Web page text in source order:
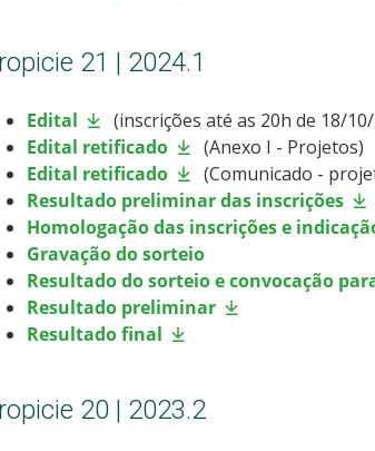
21 | 2024.1
Edital
(inscrições até as 20h de 18/
Edital retificado
(Anexo I - Projetos)
Edital retificado
(Comunicado -
Resultado preliminar das inscrições
Homologação das inscrições e
Gravação do sorteio
Resultado do sorteio e convocação
Resultado preliminar
Resultado final
20 | 2023.2